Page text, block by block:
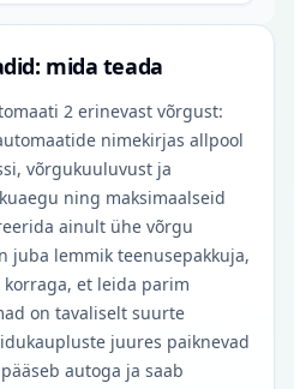
mida teada
2 erinevast võrgust:
nimekirjas allpool
võrgukuuluvust ja
ning maksimaalseid
ainult ühe võrgu
juba lemmik teenusepakkuja,
et leida parim
on tavaliselt suurte
juures paiknevad
autoga ja saab